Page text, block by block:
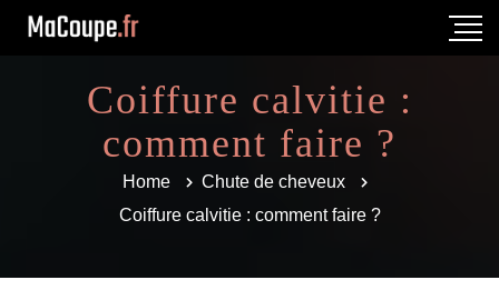
Coiffure calvitie :
comment faire ?
Home
Chute de cheveux
Coiffure calvitie : comment faire ?